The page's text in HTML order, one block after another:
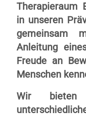
Therapieraum
in unseren
gemeinsam
Anleitung
Freude an
Menschen
Wir